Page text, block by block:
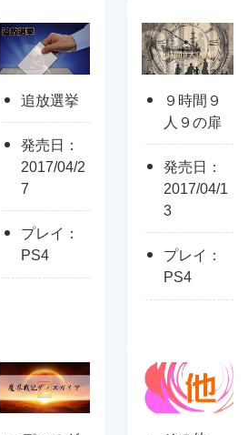
追放選挙
発売日：
2017/04/2
7
プレイ：
PS4
９時間９
人９の扉
発売日：
2017/04/1
3
プレイ：
PS4